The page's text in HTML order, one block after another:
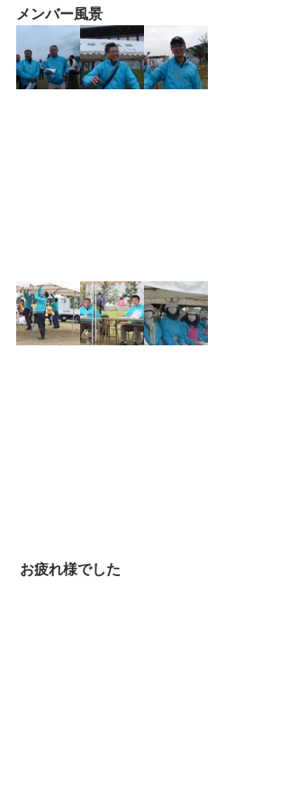
メンバー風景
お疲れ様でした